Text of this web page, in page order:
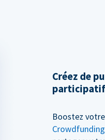
Créez de
participatif
Boostez
Crowdfunding